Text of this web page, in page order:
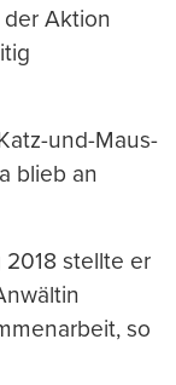
Aktion
und-Maus-
blieb an
2018 stellte er
so